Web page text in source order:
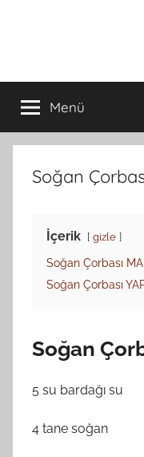
Bilgi
Deposu
Günlük
Yaşam
ve
Rehber
İçerikleri
Menü
Soğan
İçerik gizle
Soğan Çorbası
Soğan Çorbası
Soğan
5 su bardağı su
4 tane soğan